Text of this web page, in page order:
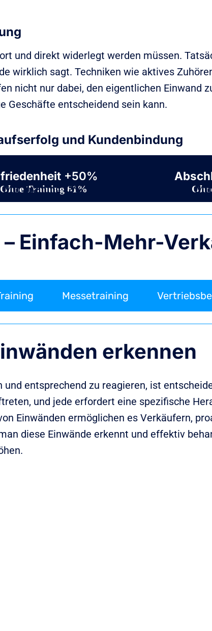
und direkt widerlegt werden müssen.
wirklich sagt. Techniken wie aktives
nicht nur dabei, den eigentlichen Einwand
Geschäfte entscheidend sein kann.
und Kundenbindung
+50%
Ohne Training 61%
Mit Training 92% Mit
Einfach-Mehr-
Messetraining
erkennen
entsprechend zu reagieren, ist
und jede erfordert eine spezifische
Einwänden ermöglichen es Verkäufern,
diese Einwände erkennt und effektiv